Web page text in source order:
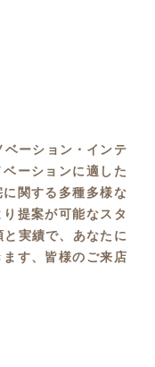
ーション・インテ
ーションに適した
関する多種多様な
提案が可能なスタ
実績で、あなたに
す、皆様のご来店